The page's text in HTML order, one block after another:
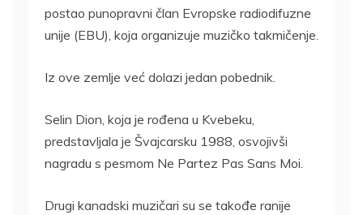
postao punopravni član Evropske radiodifuzne
unije (EBU), koja organizuje muzičko takmičenje.
Iz ove zemlje već dolazi jedan pobednik.
Selin Dion, koja je rođena u Kvebeku,
predstavljala je Švajcarsku 1988, osvojivši
nagradu s pesmom Ne Partez Pas Sans Moi.
Drugi kanadski muzičari su se takođe ranije